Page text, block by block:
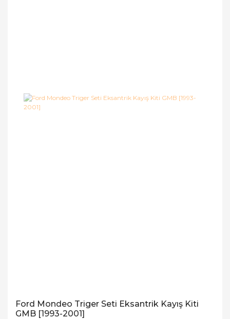
Ford Mondeo Triger Seti Eksantrik Kayış Kiti
GMB [1993-2001]